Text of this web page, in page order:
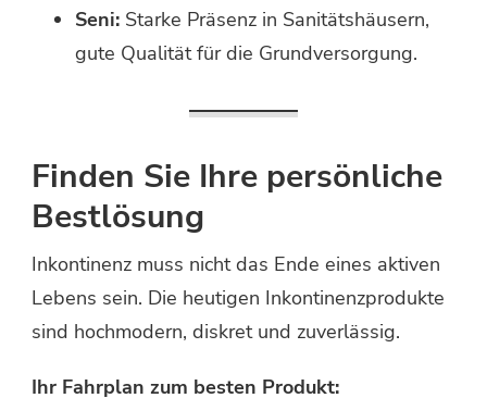
Seni: Starke Präsenz in Sanitätshäusern,
gute Qualität für die Grundversorgung.
Finden Sie Ihre persönliche
Bestlösung
Inkontinenz muss nicht das Ende eines aktiven
Lebens sein. Die heutigen Inkontinenzprodukte
sind hochmodern, diskret und zuverlässig.
Ihr Fahrplan zum besten Produkt: